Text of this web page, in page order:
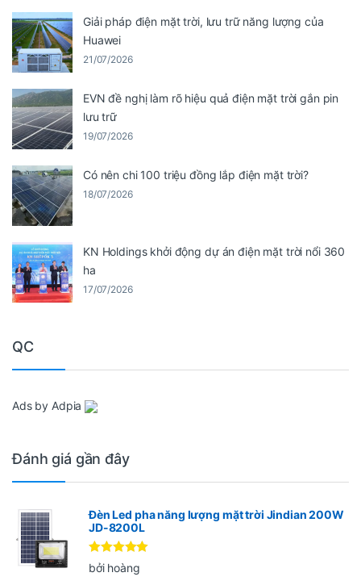
Giải pháp điện mặt trời, lưu trữ năng lượng của
Huawei
21/07/2026
EVN đề nghị làm rõ hiệu quả điện mặt trời gắn pin
lưu trữ
19/07/2026
Có nên chi 100 triệu đồng lắp điện mặt trời?
18/07/2026
KN Holdings khởi động dự án điện mặt trời nổi 360
ha
17/07/2026
QC
Ads by Adpia
Đánh giá gần đây
Đèn Led pha năng lượng mặt trời Jindian 200W
JD-8200L
Được xếp
hạng55
bởi hoàng